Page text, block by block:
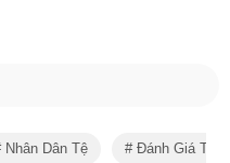
Nhân Dân Tệ Đánh Giá